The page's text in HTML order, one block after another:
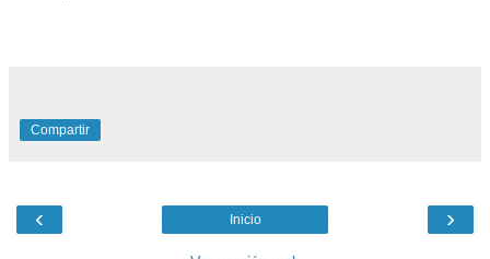
Compartir
‹ ›
Inicio